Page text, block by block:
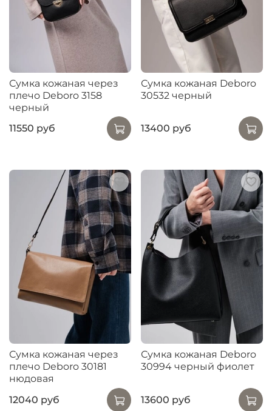
Сумка кожаная через
плечо Deboro 3158
черный
11550 руб
Сумка кожаная Deboro
30532 черный
13400 руб
Сумка кожаная через
плечо Deboro 30181
нюдовая
12040 руб
Сумка кожаная Deboro
30994 черный фиолет
13600 руб